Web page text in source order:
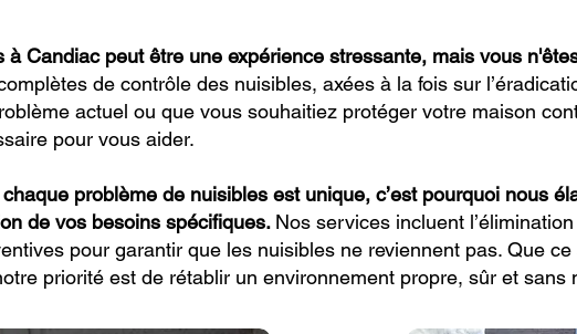
à Candiac peut être une expérience stressante, mais vous
de contrôle des nuisibles, axées à la fois sur
actuel ou que vous souhaitiez protéger votre maison
pour vous aider.
problème de nuisibles est unique, c’est pourquoi nous
de vos besoins spécifiques. Nos services incluent
pour garantir que les nuisibles ne reviennent pas. Que
priorité est de rétablir un environnement propre, sûr et sans